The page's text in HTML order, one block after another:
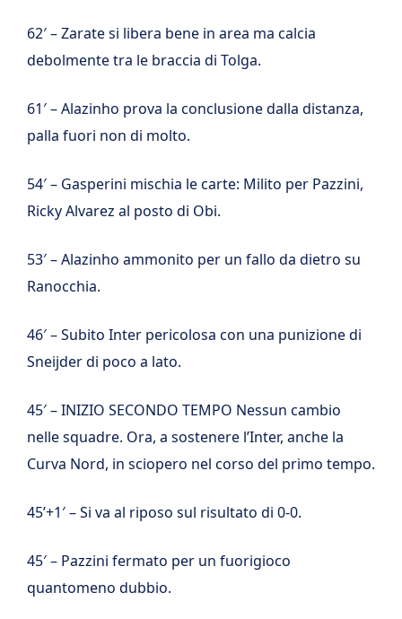
62′ – Zarate si libera bene in area ma calcia
debolmente tra le braccia di Tolga.
61′ – Alazinho prova la conclusione dalla distanza,
palla fuori non di molto.
54′ – Gasperini mischia le carte: Milito per Pazzini,
Ricky Alvarez al posto di Obi.
53′ – Alazinho ammonito per un fallo da dietro su
Ranocchia.
46′ – Subito Inter pericolosa con una punizione di
Sneijder di poco a lato.
45′ – INIZIO SECONDO TEMPO Nessun cambio
nelle squadre. Ora, a sostenere l’Inter, anche la
Curva Nord, in sciopero nel corso del primo tempo.
45’+1′ – Si va al riposo sul risultato di 0-0.
45′ – Pazzini fermato per un fuorigioco
quantomeno dubbio.